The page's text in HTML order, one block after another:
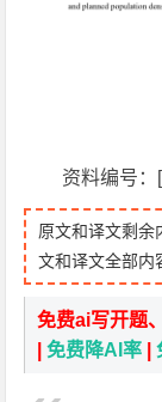
资料编号：
原文和译文剩
文和译文全部内
免费ai写开题
|免费降AI率 |